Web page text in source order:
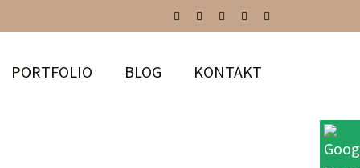
PORTFOLIO BLOG KONTAKT